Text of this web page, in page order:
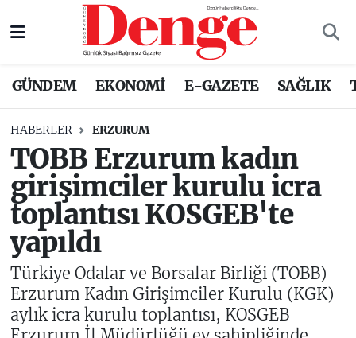
GÜNDEM EKONOMİ E-GAZETE SAĞLIK
HABERLER ERZURUM
TOBB Erzurum kadın
girişimciler kurulu icra
toplantısı KOSGEB'te
yapıldı
Türkiye Odalar ve Borsalar Birliği (TOBB)
Erzurum Kadın Girişimciler Kurulu (KGK)
aylık icra kurulu toplantısı, KOSGEB
Nöbetçi Eczaneler
Süper Lig Puan Durumu ve Fikstür
Tüm Manşetler
Son Dakika Haberleri
Haber Arşivi